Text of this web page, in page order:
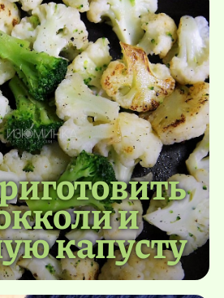
и
капусту